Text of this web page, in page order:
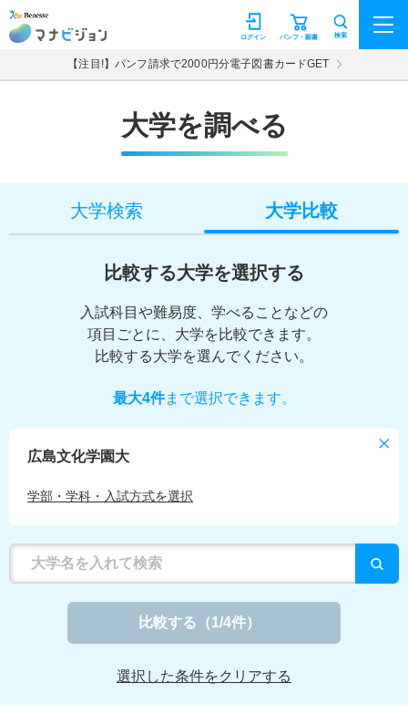
マナビジョン パンフ・願書
ログイン 検索
【注目!】パンフ請求で2000円分電子図書カードGET
大学を調べる
大学検索 大学比較
比較する大学を選択する
入試科目や難易度、学べることなどの
項目ごとに、大学を比較できます。
比較する大学を選んでください。
最大4件まで選択できます。
広島文化学園大
学部・学科・入試方式を選択
比較する （1/4件）
選択した条件をクリアする